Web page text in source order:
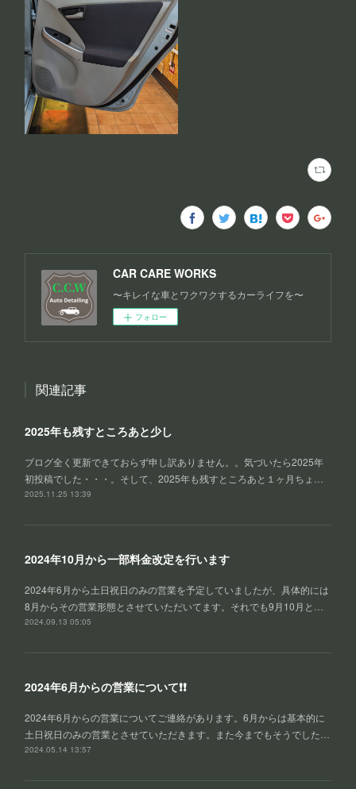
CAR CARE WORKS
〜キレイな車とワクワクするカーライフを〜
フォロー
関連記事
2025年も残すところあと少し
ブログ全く更新できておらず申し訳ありません。。気づいたら2025年
初投稿でした・・・。そして、2025年も残すところあと１ヶ月ちょ…
2025.11.25 13:39
2024年10月から一部料金改定を行います
2024年6月から土日祝日のみの営業を予定していましたが、具体的には
8月からその営業形態とさせていただいてます。それでも9月10月と…
2024.09.13 05:05
2024年6月からの営業について❗❗
2024年6月からの営業についてご連絡があります。6月からは基本的に
土日祝日のみの営業とさせていただきます。また今までもそうでした…
2024.05.14 13:57